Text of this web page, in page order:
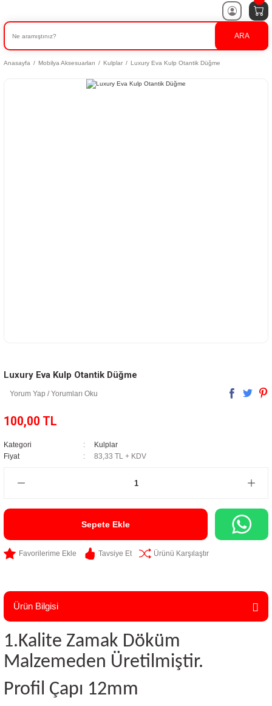
ARA
Anasayfa Mobilya Aksesuarları Kulplar Luxury Eva Kulp Otantik Düğme
Luxury Eva Kulp Otantik Düğme
Yorum Yap / Yorumları Oku
100,00 TL
Kategori
Kulplar
Fiyat
83,33 TL + KDV
Sepete Ekle
Tavsiye Et Ürünü Karşılaştır
Ürün Bilgisi
1.Kalite Zamak Döküm
Malzemeden Üretilmiştir.
Profil Çapı 12mm